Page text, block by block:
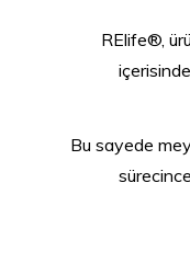
RElife®,
Bu sayede